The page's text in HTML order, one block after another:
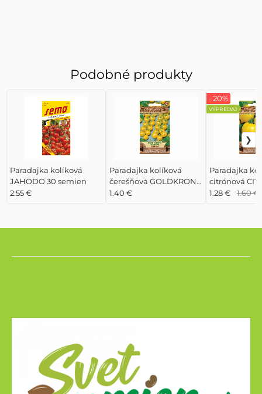
Podobné produkty
Paradajka kolíková
JAHODO 30 semien
2.55 €
Paradajka kolíková
čerešňová GOLDKRONE
40 semien
1.40 €
Paradajka
citrónová
semien
VÝPREDAJ
- 20%
1.28 € 1.60 €